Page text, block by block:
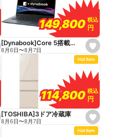
s
e
t
a
v
o
r
i
e
149,800
149,800 税込
税込
円
円
[Dynabook]Core 5搭載パソコン
8月6日〜8月7日
s
e
t
Hot Item
114,800
114,800 税込
税込
円
円
[TOSHIBA]3ドア冷蔵庫
8月6日〜8月7日
Hot Item